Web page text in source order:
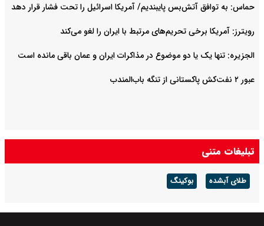
حماس: به توافق آتش‌بس پایبندیم/ آمریکا اسرائیل را تحت فشار قرار دهد
رویترز: آمریکا برخی تحریم‌های مرتبط با ایران را لغو می‌کند
الجزیره: تنها یک یا دو موضوع در مذاکرات ایران و عمان باقی مانده است
عبور ۲ نفت‌کش پاکستانی از تنگه باب‌المندب
تبلیغات متنی
طلای آبشده بوکینگ